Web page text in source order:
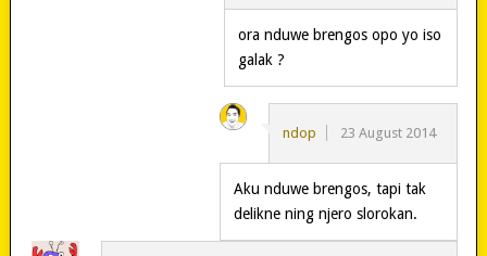
ora nduwe brengos opo yo iso
galak ?
ndop 23 August 2014
Aku nduwe brengos, tapi tak
delikne ning njero slorokan.